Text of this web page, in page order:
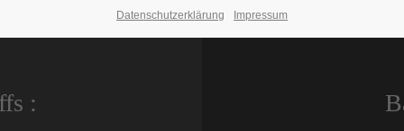
:
Datenschutzerklärung Impressum